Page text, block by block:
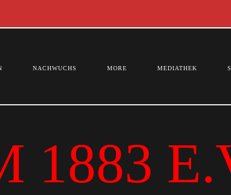
NACHWUCHS MORE MEDIATHEK
1883